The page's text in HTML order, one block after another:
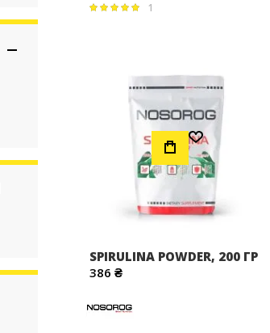
Рейтинг: 1
Додати до Списку Бажань
SPIRULINA POWDER, 200 ГР
386 ₴